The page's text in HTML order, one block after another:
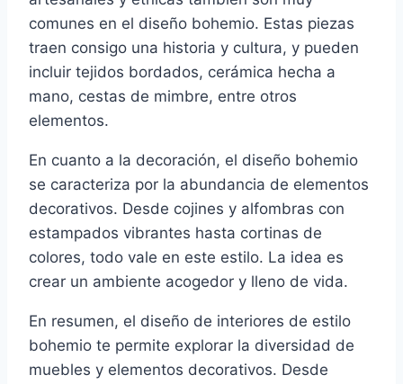
comunes en el diseño bohemio. Estas piezas
traen consigo una historia y cultura, y pueden
incluir tejidos bordados, cerámica hecha a
mano, cestas de mimbre, entre otros
elementos.
En cuanto a la decoración, el diseño bohemio
se caracteriza por la abundancia de elementos
decorativos. Desde cojines y alfombras con
estampados vibrantes hasta cortinas de
colores, todo vale en este estilo. La idea es
crear un ambiente acogedor y lleno de vida.
En resumen, el diseño de interiores de estilo
bohemio te permite explorar la diversidad de
muebles y elementos decorativos. Desde